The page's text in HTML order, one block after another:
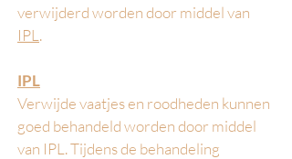
verwijderd worden door middel van
IPL .
IPL
Verwijde vaatjes en roodheden kunnen
goed behandeld worden door middel
van IPL. Tijdens de behandeling